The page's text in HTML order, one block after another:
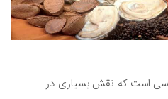
است که نقش بسیاری در